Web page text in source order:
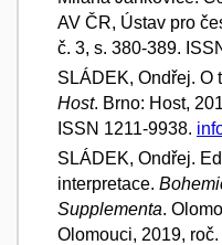
AV ČR, Ústav pro
č. 3, s. 380-389.
SLÁDEK, Ondřej. O
Host. Brno: Host,
ISSN 1211-9938.
SLÁDEK, Ondřej.
interpretace.
Supplementa.
Olomouci, 2019,